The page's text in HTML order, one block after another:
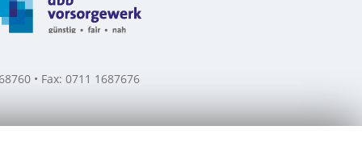
• Fax: 0711 1687676